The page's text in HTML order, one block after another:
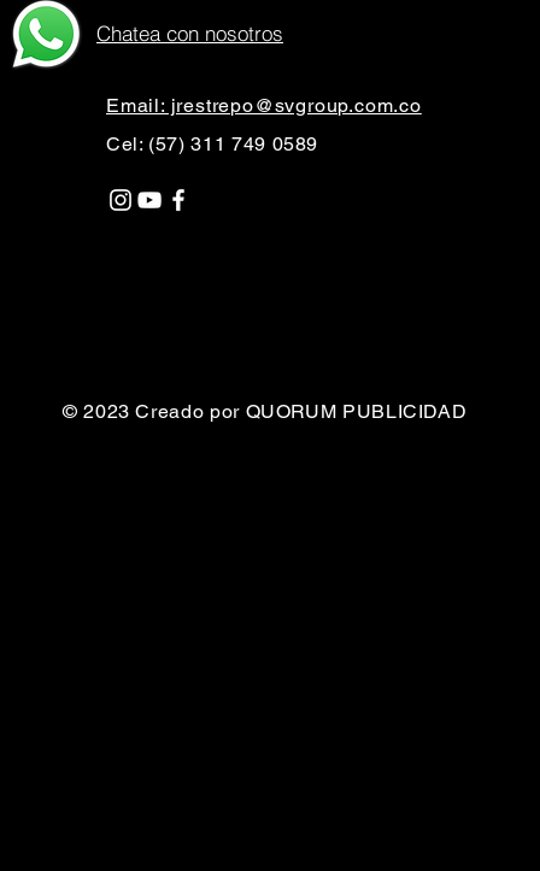
Email: jrestrepo@svgroup.com.co
Cel: (57) 311 749 0589
Chatea con nosotros
© 2023 Creado por QUORUM PUBLICIDAD